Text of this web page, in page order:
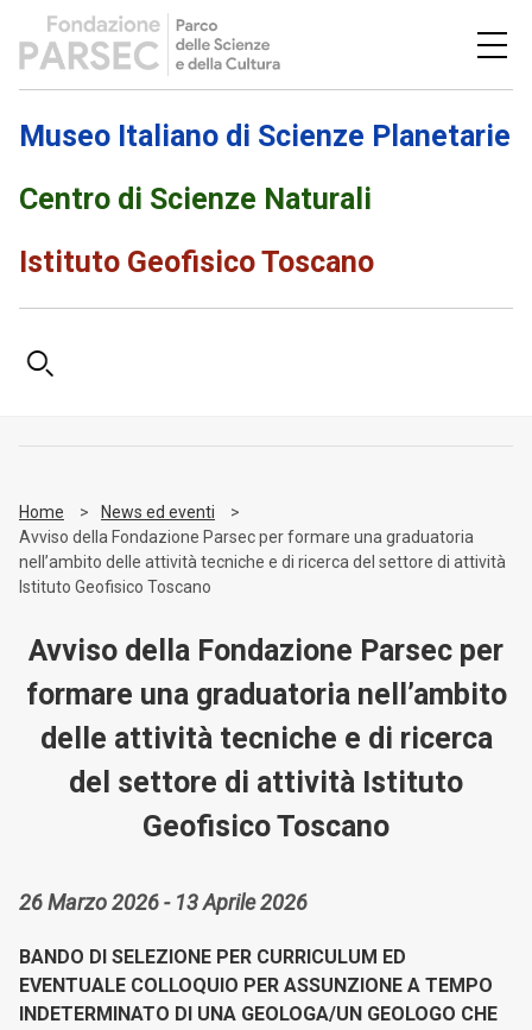
Museo Italiano di Scienze Planetarie
Centro di Scienze Naturali
Istituto Geofisico Toscano
Home
News ed eventi
Avviso della Fondazione Parsec per formare una graduatoria
nell’ambito delle attività tecniche e di ricerca del settore di attività
Istituto Geofisico Toscano
Avviso della Fondazione Parsec per
formare una graduatoria nell’ambito
delle attività tecniche e di ricerca
del settore di attività Istituto
Geofisico Toscano
26 Marzo 2026 - 13 Aprile 2026
BANDO DI SELEZIONE PER CURRICULUM ED
EVENTUALE COLLOQUIO PER ASSUNZIONE A TEMPO
INDETERMINATO DI UNA GEOLOGA/UN GEOLOGO CHE